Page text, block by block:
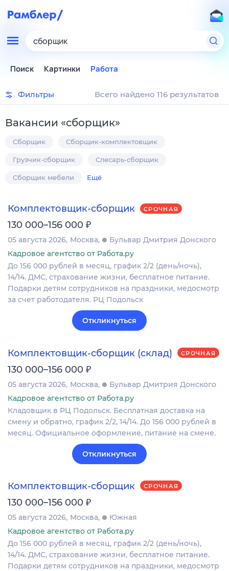
сборщик
Поиск Картинки Работа
Фильтры Всего найдено 116 результатов
Вакансии «сборщик»
Сборщик Сборщик-комплектовщик
Грузчик-сборщик Слесарь-сборщик
Сборщик мебели Ещё
Комплектовщик-сборщик СРОЧНАЯ
130 000–156 000 ₽
05 августа 2026 Москва
Бульвар Дмитрия Донского
Кадровое агентство от Работа.ру
До 156 000 рублей в месяц, график 2/2 (день/ночь),
14/14. ДМС, страхование жизни, бесплатное питание.
Подарки детям сотрудников на праздники, медосмотр
за счет работодателя. РЦ Подольск
Откликнуться
Комплектовщик-сборщик (склад) СРОЧНАЯ
130 000–156 000 ₽
05 августа 2026 Москва
Бульвар Дмитрия Донского
Кадровое агентство от Работа.ру
Кладовщик в РЦ Подольск. Бесплатная доставка на
смену и обратно, график 2/2, 14/14. До 156 000 рублей в
месяц. Официальное оформление, питание на смене.
Откликнуться
Комплектовщик-сборщик СРОЧНАЯ
130 000–156 000 ₽
05 августа 2026 Москва
Южная
Кадровое агентство от Работа.ру
До 156 000 рублей в месяц, график 2/2 (день/ночь),
14/14. ДМС, страхование жизни, бесплатное питание.
Подарки детям сотрудников на праздники, медосмотр